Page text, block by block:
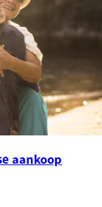
aankoop